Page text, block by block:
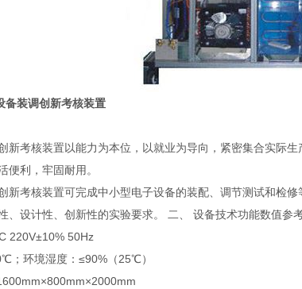
备装调创新考核装置
新考核装置以能力为本位，以就业为导向，紧密集合实际
便利，牢固耐用。
新考核装置可完成中小型电子设备的装配、调节测试和检
、设计性、创新性的实验要求。
二、 设备技术功能数值参
220V±10% 50Hz
；环境湿度：≤90%（25℃）